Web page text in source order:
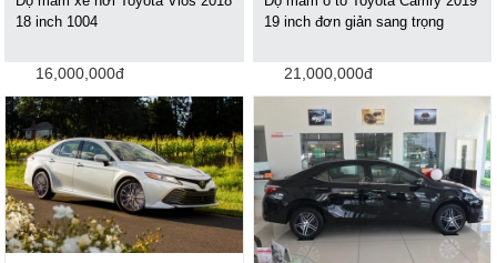
18 inch 1004
16,000,000đ
19 inch đơn giản sang trọng
21,000,000đ